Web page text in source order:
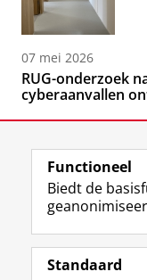
07 mei 2026
RUG-onderzoek
cyberaanvallen
Volg
Functioneel
Biedt de
Standaard